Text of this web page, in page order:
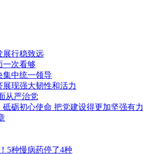
展行稳致远
一次看够
集中统一领导
现强大韧性和活力
从严治党
砺初心使命 把党建设得更加坚强有力
5种慢病药停了4种